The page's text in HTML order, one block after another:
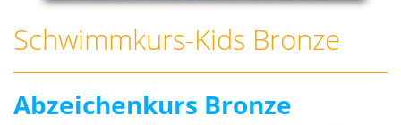
Schwimmkurs-Kids Bronze
Abzeichenkurs Bronze